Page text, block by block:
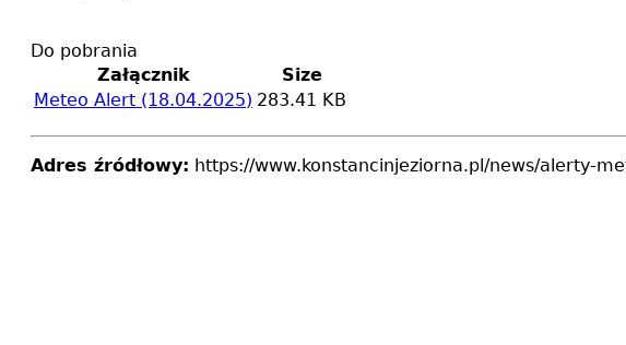
Do pobrania
Załącznik
Size
Meteo Alert (18.04.2025) 283.41 KB
Adres źródłowy: https://www.konstancinjeziorna.pl/news/alerty-